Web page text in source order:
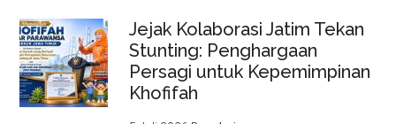
Jejak Kolaborasi Jatim Tekan
Stunting: Penghargaan
Persagi untuk Kepemimpinan
Khofifah